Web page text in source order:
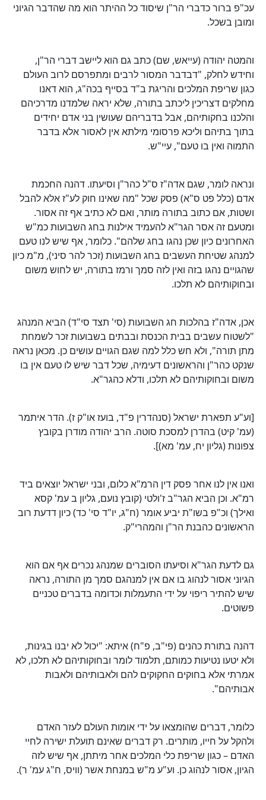
עכ"פ ברור כדברי הר"ן שיסוד כל ההיתר הוא מה שהדבר הגיוני
ומובן בשכל.
והמטה יהודה (עייאש, שם) כתב גם הוא ליישב דברי הר"ן,
וחידש לחלק, "דבדבר המסור לרבים ומתפרסם לרוב העולם
כגון שריפת המלכים והריגת ב"ד בסייף בכה"ג, הוא דאנו
מחלקים דצריכין ליכתב בתורה, שלא יראה שלמדנו מדרכיהם
והלכנו בחקותיהם, אבל בדבריהם שעושין בני אדם יחידים
בתוך בתיהם וליכא פרסומי מילתא אין לאסור אלא בדבר
התמוה ואין בו טעם", עיי"ש.
ונראה לומר, שגם אדה"ז ס"ל כהר"ן וסיעתו. דהנה החכמת
אדם (כלל פט ס"א) פסק שכל "מה שאינו חוק לע"ז אלא להבל
ושטות, אם כתוב בתורה מותר, ואם לא כתיב אף זה אסור.
ומטעם זה אסר הגר"א להעמיד אילנות בחג השבועות כמ"ש
האחרונים כיון שכן נהגו בחג שלהם". כלומר, אף שיש לנו טעם
למנהג שטיחת העשבים בחג השבועות (זכר להר סיני), מ"מ כיון
שהגויים נהגו בזה ואין לזה סמך ורמז בתורה, יש לחוש משום
ובחוקותיהם לא תלכו.
אכן, אדה"ז בהלכות חג השבועות (סי' תצד סי"ד) הביא המנהג
"לשטוח עשבים בבית הכנסת ובבתים בשבועות זכר לשמחת
מתן תורה", ולא חש כלל למה שגם הגויים עושים כן. מכאן נראה
שנקט כהר"ן והראשונים דעימיה, שכל דבר שיש לו טעם אין בו
משום ובחוקותיהם לא תלכו, ודלא כהגר"א.
[וע"ע תפארת ישראל (סנהדרין פ"ד, בועז או"ק ז). הדר איתמר
(עמ' קיט) בהדרן למסכת סוטה. הרב יהודה מודרן בקובץ
צפונות (גליון יח, עמ' מא)].
ואנו אין לנו אחר פסק דין הרמ"א כלום, ובני ישראל יוצאים ביד
רמ"א. וכן הביא הגר"ב ז'ולטי (קובץ נועם, גליון ב עמ' קסא
ואילך) וכ"פ בשו"ת יביע אומר (ח"ג, יו"ד סי' כד) כיון דדעת רוב
הראשונים כהבנת הר"ן והמהרי"ק.
גם לדעת הגר"א וסיעתו הסוברים שמנהג נכרים אף אם הוא
הגיוני אסור לנהוג בו אם אין למנהגם סמך מן התורה, נראה
שיש להתיר ריפוי על ידי התעמלות וכדומה בדברים טכניים
פשוטים.
דהנה בתורת כהנים (פי"ב, פ"ח) איתא: "יכול לא יבנו בגינות,
ולא יטעו נטיעות כמותם, תלמוד לומר ובחוקותיהם לא תלכו, לא
אמרתי אלא בחוקים החקוקים להם ולאבותיהם ולאבות
אבותיהם".
כלומר, דברים שהומצאו על ידי אומות העולם לעזר האדם
ולהקל על חייו, מותרים. רק דברים שאינם תועלת ישירה לחיי
האדם – כגון שריפת כלי המלכים אחר מיתתן, אף שיש לזה
הגיון, אסור לנהוג כן. וע"ע מ"ש במנחת אשר (וויס, ח"ג עמ' ר).